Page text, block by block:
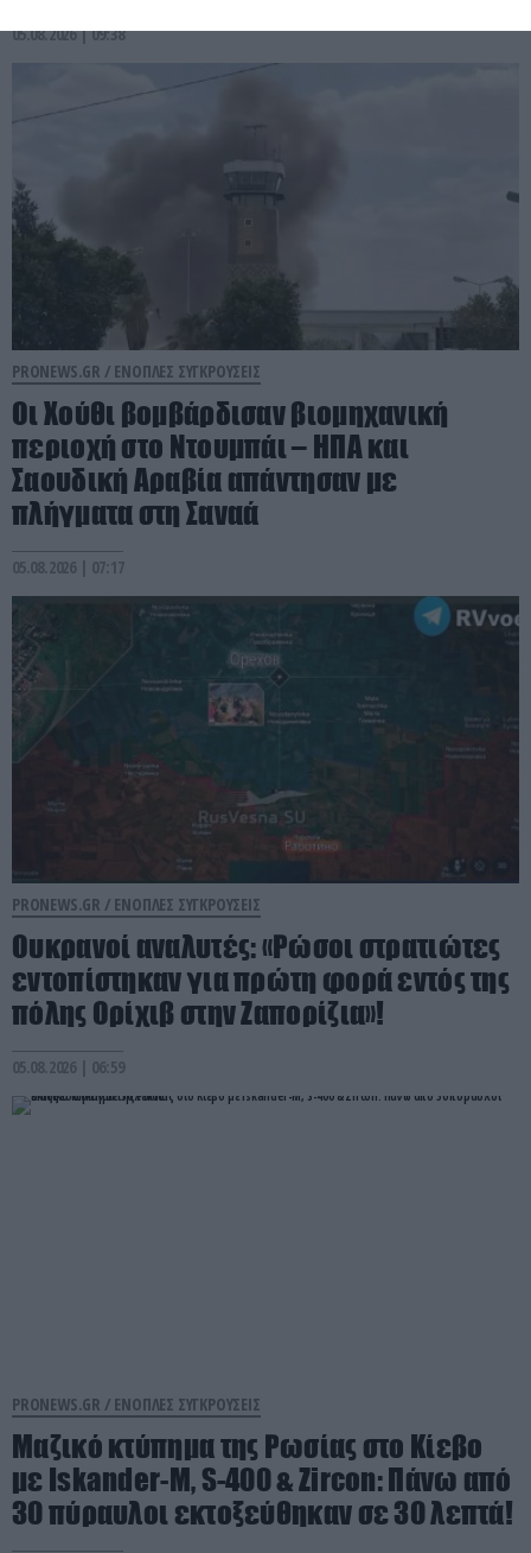
05.08.2026 | 09:38
PRONEWS.GR / ΕΝΟΠΛΕΣ ΣΥΓΚΡΟΥΣΕΙΣ
Οι Χούθι βομβάρδισαν βιομηχανική
περιοχή στο Ντουμπάι – ΗΠΑ και
Σαουδική Αραβία απάντησαν με
πλήγματα στη Σαναά
05.08.2026 | 07:17
PRONEWS.GR / ΕΝΟΠΛΕΣ ΣΥΓΚΡΟΥΣΕΙΣ
Ουκρανοί αναλυτές: «Ρώσοι στρατιώτες
εντοπίστηκαν για πρώτη φορά εντός της
πόλης Ορίχιβ στην Ζαπορίζια»!
05.08.2026 | 06:59
PRONEWS.GR / ΕΝΟΠΛΕΣ ΣΥΓΚΡΟΥΣΕΙΣ
Μαζικό κτύπημα της Ρωσίας στο Κίεβο
με Iskander-Μ, S-400 & Zircon: Πάνω από
30 πύραυλοι εκτοξεύθηκαν σε 30 λεπτά!